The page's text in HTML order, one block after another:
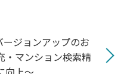
ージョンアップのお
・マンション検索精